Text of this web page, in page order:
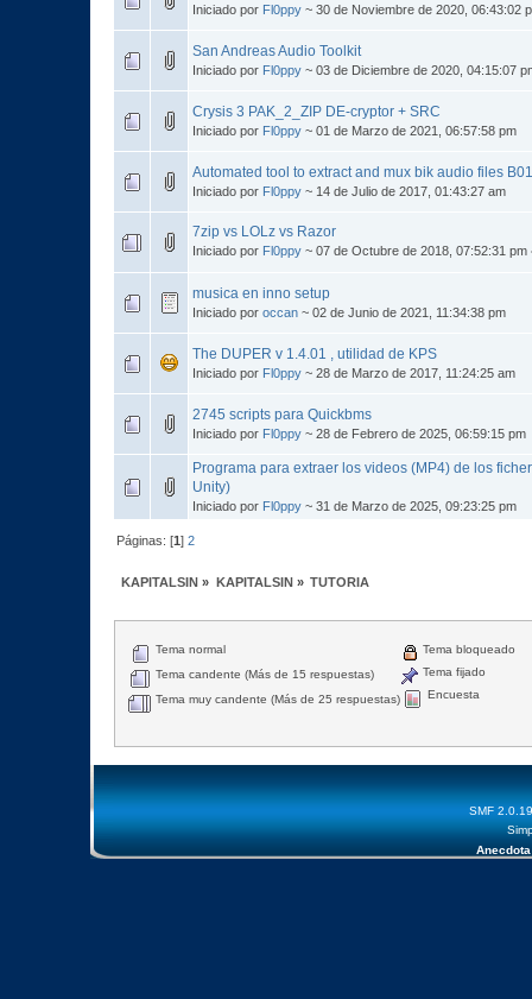
Iniciado por Fl0ppy ~ 30 de Noviembre de 2020, 06:43:02
San Andreas Audio Toolkit
Iniciado por Fl0ppy ~ 03 de Diciembre de 2020, 04:15:07
Crysis 3 PAK_2_ZIP DE-cryptor + SRC
Iniciado por Fl0ppy ~ 01 de Marzo de 2021, 06:57:58 pm
Automated tool to extract and mux bik audio files
Iniciado por Fl0ppy ~ 14 de Julio de 2017, 01:43:27 am
7zip vs LOLz vs Razor
Iniciado por Fl0ppy ~ 07 de Octubre de 2018, 07:52:31 pm
musica en inno setup
Iniciado por occan ~ 02 de Junio de 2021, 11:34:38 pm
The DUPER v 1.4.01 , utilidad de KPS
Iniciado por Fl0ppy ~ 28 de Marzo de 2017, 11:24:25 am
2745 scripts para Quickbms
Iniciado por Fl0ppy ~ 28 de Febrero de 2025, 06:59:15 pm
Programa para extraer los videos (MP4) de los
Unity)
Iniciado por Fl0ppy ~ 31 de Marzo de 2025, 09:23:25 pm
Páginas: [1]2
KAPITALSIN » KAPITALSIN» TUTORIA
Tema normal
Tema candente (Más de 15 respuestas)
Tema muy candente (Más de 25 respuestas)
Tema bloqueado
Tema fijado
Encuesta
SMF 2.0.19
Anecdota